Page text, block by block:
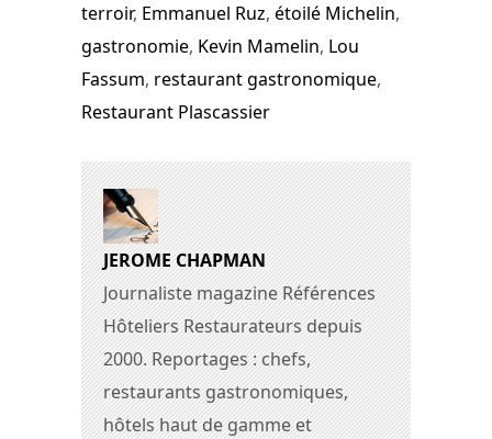
terroir, Emmanuel Ruz, étoilé Michelin,
gastronomie, Kevin Mamelin, Lou
Fassum, restaurant gastronomique,
Restaurant Plascassier
JEROME CHAPMAN
Journaliste magazine Références
Hôteliers Restaurateurs depuis
2000. Reportages : chefs,
restaurants gastronomiques,
hôtels haut de gamme et